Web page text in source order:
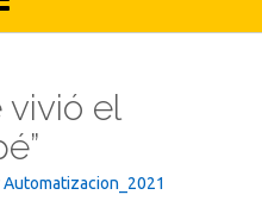
vivió el
Automatizacion_2021